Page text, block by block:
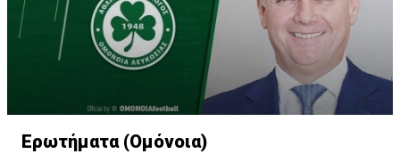
Ερωτήματα (Ομόνοια)